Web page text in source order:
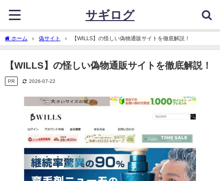
サギログ
ホーム 偽サイト 【WILLS】の怪しい偽物通販サイトを徹底解説！
【WILLS】の怪しい偽物通販サイトを徹底解説！
PR 2026-07-22